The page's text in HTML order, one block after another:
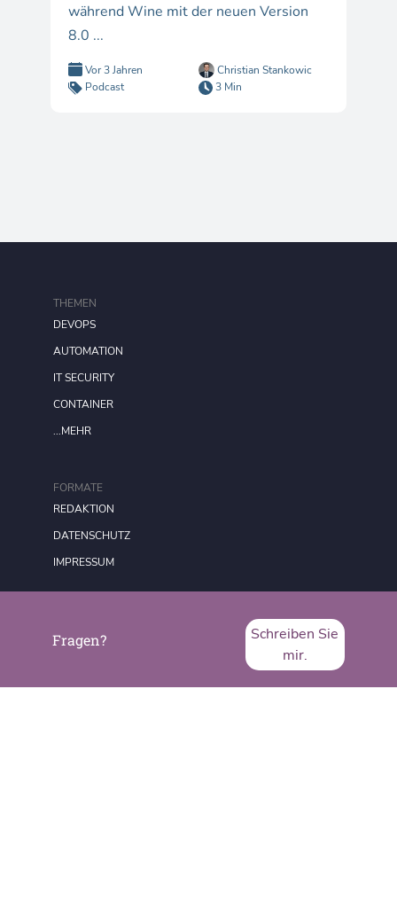
während Wine mit der neuen Version
8.0 ...
Vor 3 Jahren
Christian Stankowic
Podcast
3 Min
Fragen?
Schreiben Sie
mir.
FORMATE
REDAKTION
DATENSCHUTZ
IMPRESSUM
THEMEN
DEVOPS
AUTOMATION
IT SECURITY
CONTAINER
...MEHR